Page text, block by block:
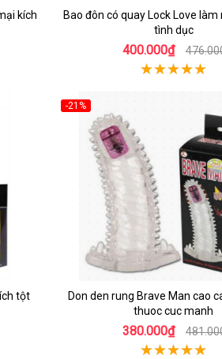
kích
Bao đôn có quay Lock Love làm
tình dục
400.000₫
tột
-21%
Don den rung Brave Man cao
thuoc cuc manh
380.000₫